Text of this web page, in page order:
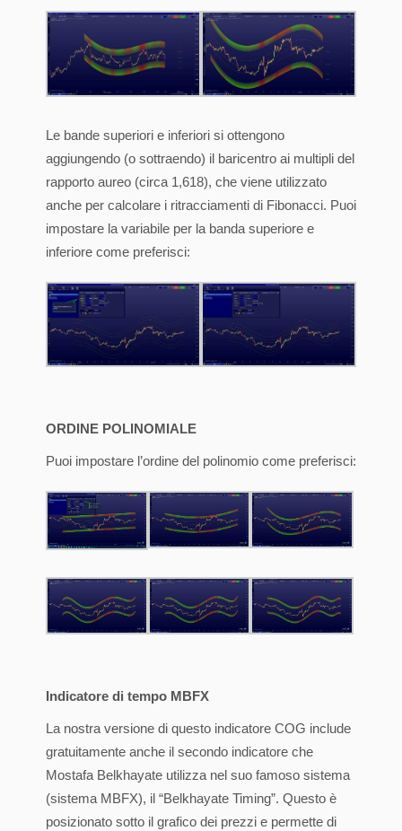
Le bande superiori e inferiori si ottengono
aggiungendo (o sottraendo) il baricentro ai multipli del
rapporto aureo (circa 1,618), che viene utilizzato
anche per calcolare i ritracciamenti di Fibonacci. Puoi
impostare la variabile per la banda superiore e
inferiore come preferisci:
ORDINE POLINOMIALE
Puoi impostare l’ordine del polinomio come preferisci:
Indicatore di tempo MBFX
La nostra versione di questo indicatore COG include
gratuitamente anche il secondo indicatore che
Mostafa Belkhayate utilizza nel suo famoso sistema
(sistema MBFX), il “Belkhayate Timing”. Questo è
posizionato sotto il grafico dei prezzi e permette di